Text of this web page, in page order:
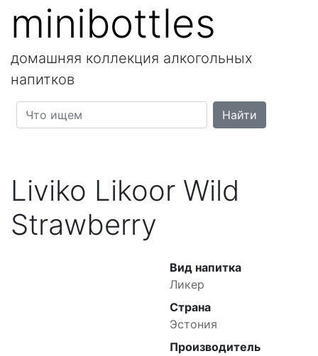
minibottles
домашняя коллекция алкогольных
напитков
Liviko Likoor Wild
Strawberry
Вид напитка
Ликер
Страна
Эстония
Производитель